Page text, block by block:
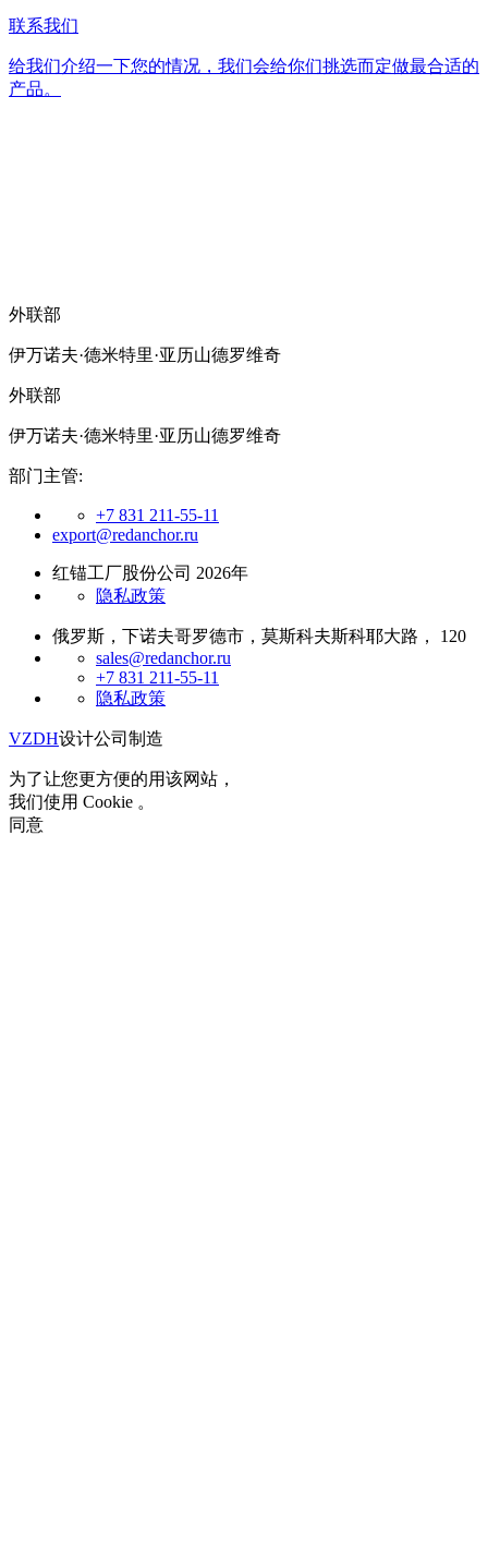
联系我们
给我们介绍一下您的情况，我们会给你们挑选而定做最合适的
产品。
外联部
伊万诺夫·德米特里·亚历山德罗维奇
外联部
伊万诺夫·德米特里·亚历山德罗维奇
部门主管:
+7 831 211-55-11
export@redanchor.ru
红锚工厂股份公司 2026年
隐私政策
俄罗斯，下诺夫哥罗德市，莫斯科夫斯科耶大路， 120
sales@redanchor.ru
+7 831 211-55-11
隐私政策
VZDH设计公司制造
为了让您更方便的用该网站，
我们使用 Cookie 。
同意